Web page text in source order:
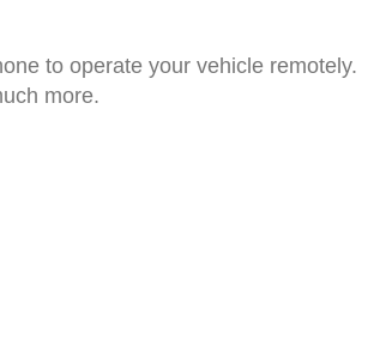
to operate your vehicle remotely.
more.